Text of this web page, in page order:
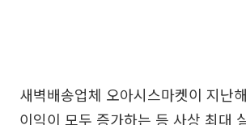
새벽배송업체 오아시스마켓이 지난
이익이 모두 증가하는 등 사상 최대